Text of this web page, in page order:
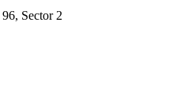
Sector 2